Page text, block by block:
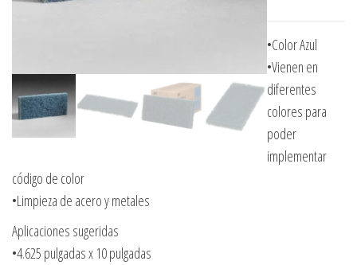
•Color Azul
•Vienen en
diferentes
colores para
poder
implementar
código de color
•Limpieza de acero y metales
Aplicaciones sugeridas
•4.625 pulgadas x 10 pulgadas